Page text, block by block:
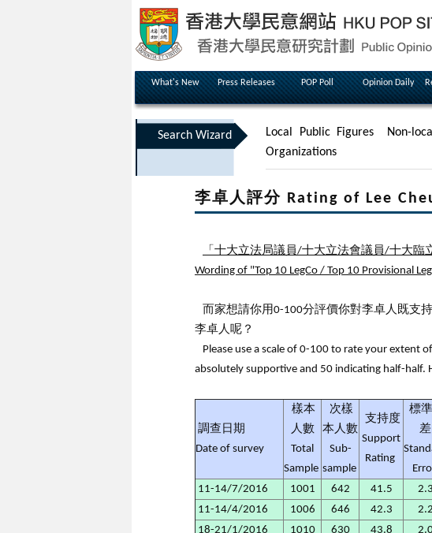
What's New Press Releases POP Poll Opinion Daily
Search Wizard Local Public Figures Non-
Organizations
李卓人評分 Rating of Lee
「十大立法局議員/十大立法會議員/十大
Wording of "Top 10 LegCo / Top 10 Provisional
而家想請你用0-100分評價你對李卓人既支
李卓人呢？
Please use a scale of 0-100 to rate your extent
absolutely supportive and 50 indicating half-half.
調查日期
Date of survey
樣本
人數
Total
Sample
次樣
本人數
Sub-
sample
支持度
Support
Rating
標
差
11-14/7/2016 1001 642 41.5 2.3
11-14/4/2016
1006 646 42.3 2.2
18-21/1/2016
1010 630 43.8